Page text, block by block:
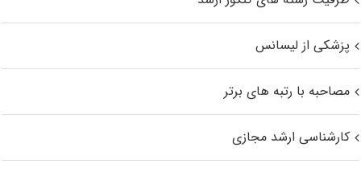
پزشکی از لیسانس
مصاحبه با رتبه های برتر
کارشناسی ارشد مجازی